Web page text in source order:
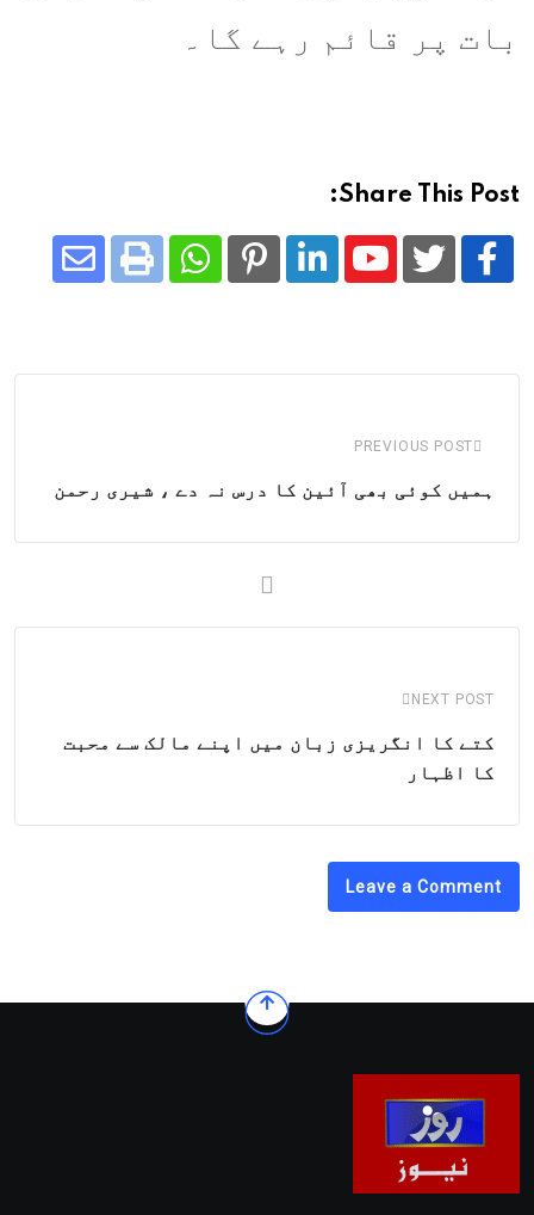
بات پر قائم رہے گا۔
Share This Post:
Youtube
LinkedIn
Pinterest
Whatsapp
Print
PREVIOUS POST
ہمیں کوئی بھی آئین کا درس نہ دے ، شیری رحمن
NEXT POST
کتے کا انگریزی زبان میں اپنے مالک سے محبت
کا اظہار
Leave a Comment